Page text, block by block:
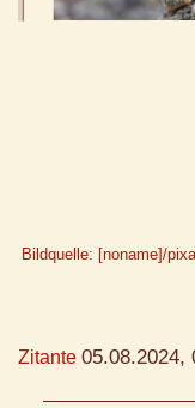
Bildquelle: [noname]/
Zitante 05.08.2024,